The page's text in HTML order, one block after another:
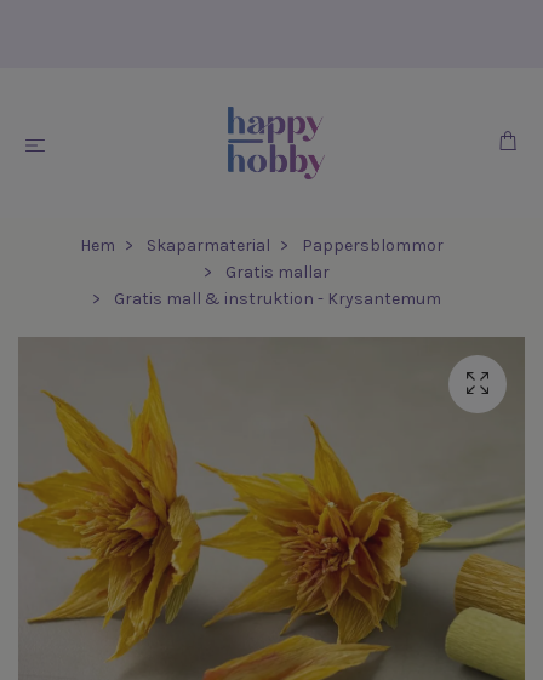
Hem Skaparmaterial
Pappersblommor
Gratis mallar
Gratis mall & instruktion - Krysantemum